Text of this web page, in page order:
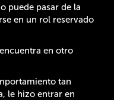
puede pasar de la
en un rol reservado
en otro
tan
le hizo entrar en